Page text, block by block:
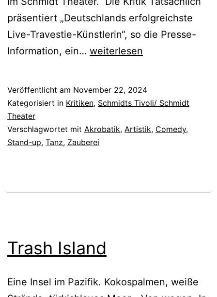
präsentiert „Deutschlands erfolgreichste
Live-Travestie-Künstlerin“, so die Presse-
Information, ein… Schmidts
weiterlesen
Veröffentlicht am November 22, 2024
Kategorisiert in Kritiken, Schmidts Tivoli/ Schmidt
Theater
Verschlagwortet mit Akrobatik, Artistik, Comedy,
Stand-up, Tanz, Zauberei
Trash Island
Eine Insel im Pazifik. Kokospalmen, weiße